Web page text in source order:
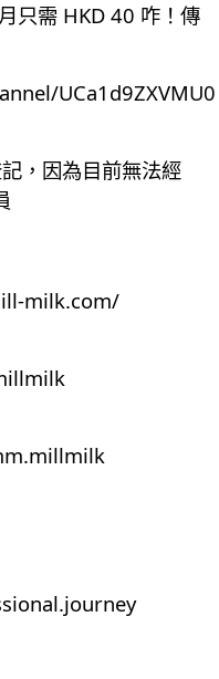
只需 HKD 40 咋！傳
UCa1d9ZXVMU0
，因為目前無法經
milk.com/